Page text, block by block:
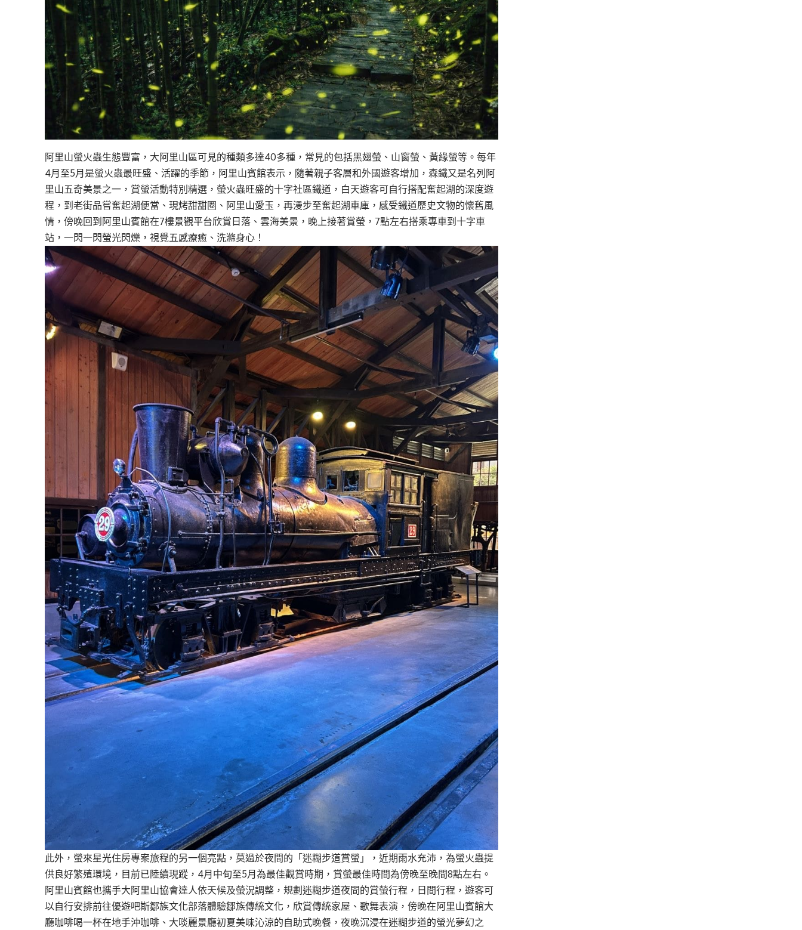
阿里山螢火蟲生態豐富，大阿里山區可見的種類多達40多種， 常見的包括黑翅螢 、山窗螢 、黃緣螢等。每年
4月至5月是螢火蟲最旺盛、 活躍的季節，阿里山賓館表示，隨著親子客層和外國遊客增加，森鐵又是名列阿
里山五奇美景之一 ， 賞螢活動特別精選 ， 螢火蟲旺盛的十字社區鐵道 ，白天遊客可自行搭配奮起湖的深度遊
程，到老街品嘗奮起湖便當、現烤甜甜圈、阿里山愛玉，再漫步至奮起湖車庫，感受鐵道歷史文物的懷舊風
情，傍晚回到阿里山賓館在7樓景觀平台欣賞日落 、雲海美景，晚上接著賞螢 ， 7點左右搭乘專車到十字車
站，一閃一閃螢光閃爍，視覺五感療癒 、洗滌身心！
此外， 螢來星光住房專案旅程的另一個亮點，莫過於夜間的「迷糊步道賞螢 」，近期雨水充沛，為螢火蟲提
供良好繁殖環境，目前已陸續現蹤 ， 4月中旬至5月為最佳觀賞時期，賞螢最佳時間為傍晚至晚間8點左右 。
阿里山賓館也攜手大阿里山協會達人依天候及螢況調整 ，規劃迷糊步道夜間的賞螢行程，日間行程，遊客可
以自行安排前往優遊吧斯鄒族文化部落體驗鄒族傳統文化，欣賞傳統家屋、歌舞表演 ，傍晚在阿里山賓館大
廳咖啡喝一杯在地手沖咖啡、 大啖麗景廳初夏美味沁涼的自助式晚餐，夜晚沉浸在迷糊步道的螢光夢幻之